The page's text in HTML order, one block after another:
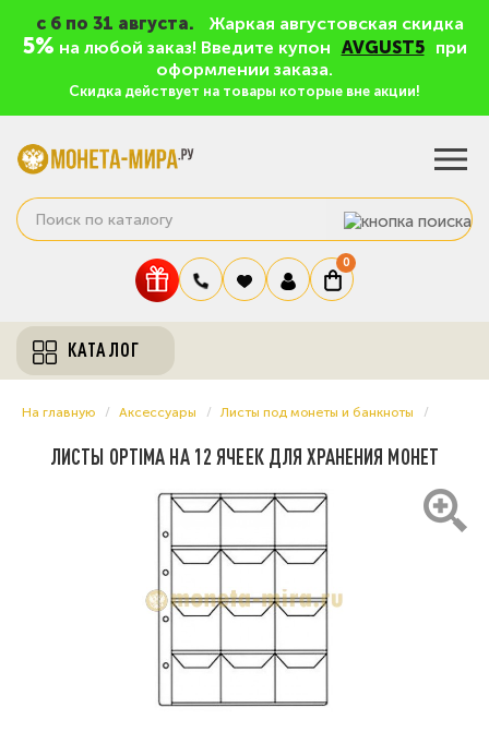
c 6 по 31 августа. Жаркая августовская скидка
5% на любой заказ! Введите купон AVGUST5
при
оформлении заказа.
Скидка действует на товары которые вне акции!
0
КАТАЛОГ
На главную Аксессуары Листы под монеты и банкноты
ЛИСТЫ OPTIMA НА 12 ЯЧЕЕК ДЛЯ ХРАНЕНИЯ МОНЕТ